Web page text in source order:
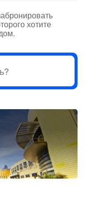
хотите